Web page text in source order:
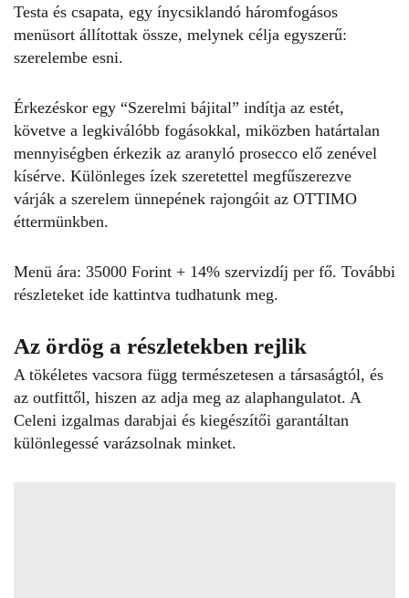
Testa és csapata, egy ínycsiklandó háromfogásos
menüsort állítottak össze, melynek célja egyszerű:
szerelembe esni.
Érkezéskor egy “Szerelmi bájital” indítja az estét,
követve a legkiválóbb fogásokkal, miközben határtalan
mennyiségben érkezik az aranyló prosecco elő zenével
kísérve. Különleges ízek szeretettel megfűszerezve
várják a szerelem ünnepének rajongóit az OTTIMO
éttermünkben.
Menü ára: 35000 Forint + 14% szervizdíj per fő. További
részleteket ide kattintva tudhatunk meg.
Az ördög a részletekben rejlik
A tökéletes vacsora függ természetesen a társaságtól, és
az outfittől, hiszen az adja meg az alaphangulatot. A
Celeni izgalmas darabjai és kiegészítői garantáltan
különlegessé varázsolnak minket.